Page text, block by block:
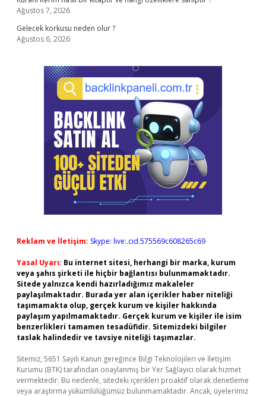
Ağustos 7, 2026
Gelecek korkusu neden olur ?
Ağustos 6, 2026
Reklam ve İletişim: Skype: live:.cid.575569c608265c69
Yasal Uyarı: Bu internet sitesi, herhangi bir marka, kurum
veya şahıs şirketi ile hiçbir bağlantısı bulunmamaktadır.
Sitede yalnızca kendi hazırladığımız makaleler
paylaşılmaktadır. Burada yer alan içerikler haber niteliği
taşımamakta olup, gerçek kurum ve kişiler hakkında
paylaşım yapılmamaktadır. Gerçek kurum ve kişiler ile isim
benzerlikleri tamamen tesadüfidir. Sitemizdeki bilgiler
taslak halindedir ve tavsiye niteliği taşımazlar.
Sitemiz, 5651 Sayılı Kanun gereğince Bilgi Teknolojileri ve İletişim
Kurumu (BTK) tarafından onaylanmış bir Yer Sağlayıcı olarak hizmet
vermektedir. Bu nedenle, sitedeki içerikleri proaktif olarak denetleme
veya araştırma yükümlülüğümüz bulunmamaktadır. Ancak, üyelerimiz